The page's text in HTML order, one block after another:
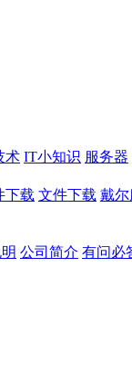
术 IT小知识 服务器
下载 文件下载 戴尔
公司简介 有问必